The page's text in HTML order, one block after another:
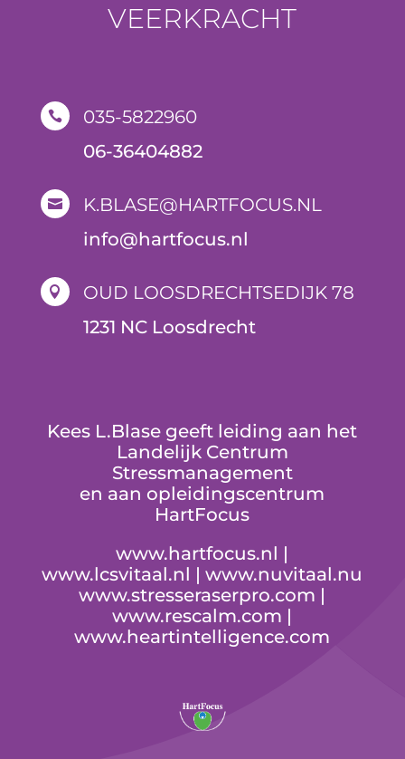
VEERKRACHT

035-5822960
06-36404882

K.BLASE@HARTFOCUS.NL
info@hartfocus.nl

OUD LOOSDRECHTSEDIJK 78
1231 NC Loosdrecht
Kees L.Blase geeft leiding aan het
Landelijk Centrum
Stressmanagement
en aan opleidingscentrum
HartFocus
www.hartfocus.nl |
www.lcsvitaal.nl |www.nuvitaal.nu
www.stresseraserpro.com |
www.rescalm.com |
www.heartintelligence.com